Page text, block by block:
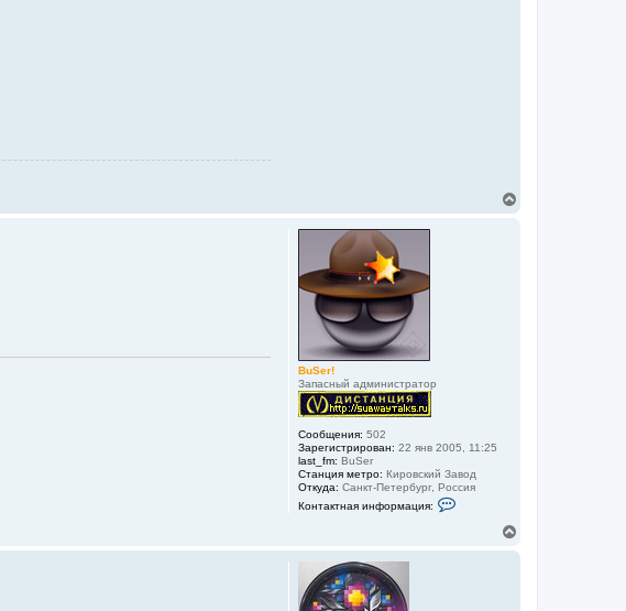
BuSer!
Запасный администратор
Сообщения: 502
Зарегистрирован: 22 янв 2005, 11:25
last_fm: BuSer
Станция метро: Кировский Завод
Откуда: Санкт-Петербург, Россия
Контактная информация:
а